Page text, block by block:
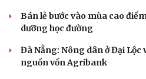
Bán lẻ bước vào mùa cao
dưỡng học đường
Đà Nẵng: Nông dân ở Đại
nguồn vốn Agribank